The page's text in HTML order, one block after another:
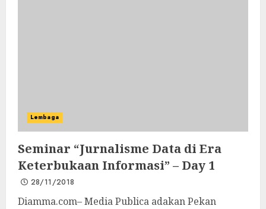
Lembaga
Seminar “Jurnalisme Data di Era
Keterbukaan Informasi” – Day 1
28/11/2018
Diamma.com– Media Publica adakan Pekan